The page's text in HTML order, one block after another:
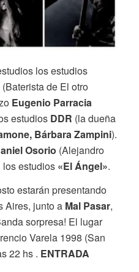
los estudios
(Baterista de El otro
Eugenio Parracia
estudios DDR (la dueña
Bárbara Zampini).
Osorio (Alejandro
los estudios «El Ángel».
estarán presentando
Aires, junto a Mal Pasar,
sorpresa! El lugar
Varela 1998 (San
22 hs . ENTRADA